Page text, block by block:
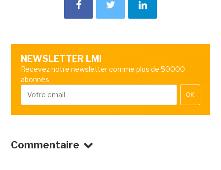
NEWSLETTER LMI
Recevez notre newsletter comme plus de 50000
abonnés
OK
Commentaire